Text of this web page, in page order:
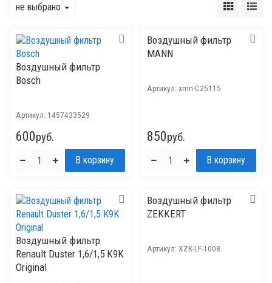
не выбрано
Воздушный фильтр
Bosch
Артикул: 1457433529
600руб.
Воздушный фильтр
MANN
Артикул: xmn-C25115
850руб.
Воздушный фильтр
Renault Duster 1,6/1,5 K9K
Original
Воздушный фильтр
ZEKKERT
Артикул: XZK-LF-1008